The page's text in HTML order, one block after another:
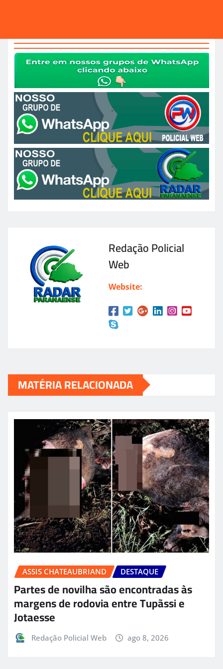
Redação Policial
Web
Website:
MATÉRIA RELACIONADA
ASSIS CHATEAUBRIAND DESTAQUE
Partes de novilha são encontradas às
margens de rodovia entre Tupãssi e
Jotaesse
Redação Policial Web ago 8, 2026